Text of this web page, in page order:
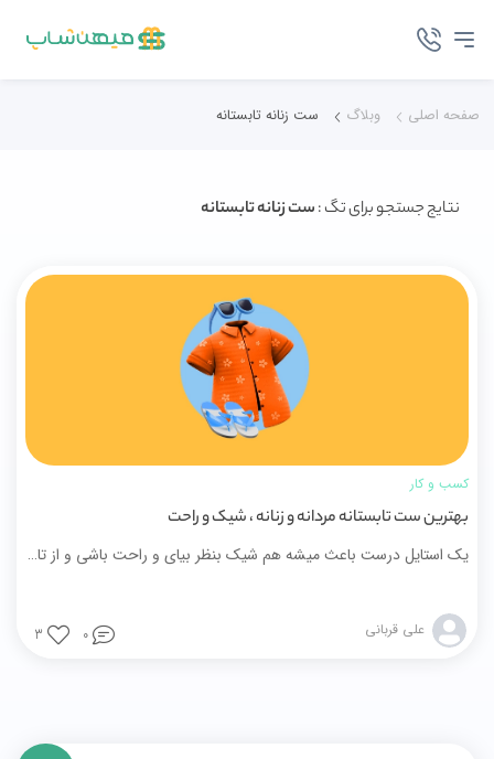
صفحه اصلی وبلاگ ست زنانه تابستانه
نتایج جستجو برای تگ :ست زنانه تابستانه
کسب و کار
بهترین ست تابستانه مردانه و زنانه ، شیک و راحت
یک استایل درست باعث میشه هم شیک بنظر بیای و راحت باشی و از تابستون لذت ببری. پس بیا تا راهنماییت کنیم
علی قربانی 0
3